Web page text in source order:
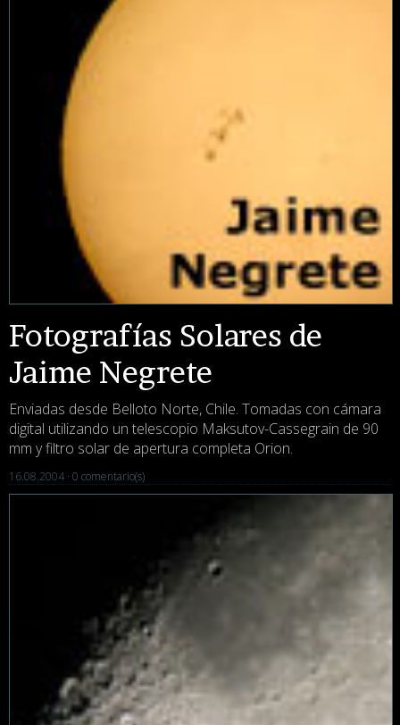
Fotografías Solares de
Jaime Negrete
Enviadas desde Belloto Norte, Chile. Tomadas con cámara
digital utilizando un telescopio Maksutov-Cassegrain de 90
mm y filtro solar de apertura completa Orion.
16.08.2004 · 0 comentario(s)